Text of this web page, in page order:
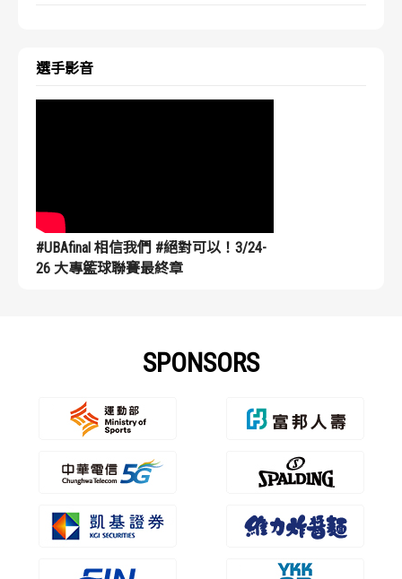
選手影音
#UBAfinal 相信我們 #絕對可以！3/24-
26 大專籃球聯賽最終章
SPONSORS